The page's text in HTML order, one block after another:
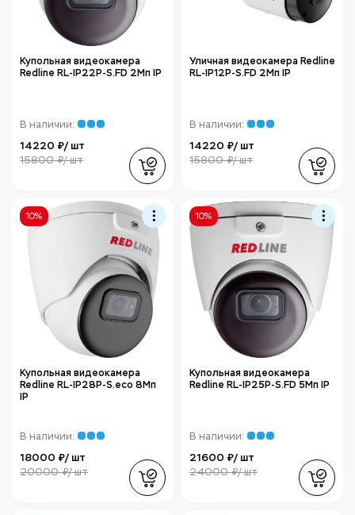
Купольная видеокамера
Redline RL-IP22P-S.FD 2Мп IP
В наличии:
14220 ₽/ шт
15800 ₽/ шт
Уличная видеокамера Redline
RL-IP12P-S.FD 2Мп IP
В наличии:
14220 ₽/ шт
15800 ₽/ шт
10%
Купольная видеокамера
Redline RL-IP28P-S.eco 8Мп
IP
В наличии:
18000 ₽/ шт
20000 ₽/ шт
10%
Купольная видеокамера
Redline RL-IP25P-S.FD 5Мп IP
В наличии:
21600 ₽/ шт
24000 ₽/ шт